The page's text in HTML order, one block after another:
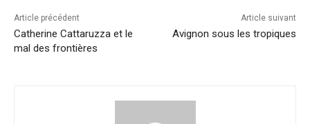
Article précédent
Catherine Cattaruzza et le
mal des frontières
Article suivant
Avignon sous les tropiques